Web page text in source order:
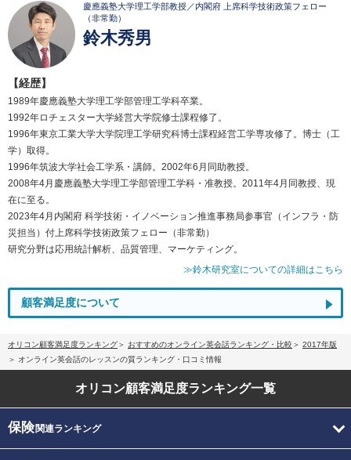
慶應義塾大学理工学部教授／内閣府 上席科学技術政策フェロー
（非常勤）
鈴木秀男
【経歴】
1989年慶應義塾大学理工学部管理工学科卒業。
1992年ロチェスター大学経営大学院修士課程修了。
1996年東京工業大学大学院理工学研究科博士課程経営工学専攻修了。博士（工
学）取得。
1996年筑波大学社会工学系・講師。2002年6月同助教授。
2008年4月慶應義塾大学理工学部管理工学科・准教授。2011年4月同教授、現
在に至る。
2023年4月内閣府 科学技術・イノベーション推進事務局参事官（インフラ・防
災担当）付上席科学技術政策フェロー（非常勤）
研究分野は応用統計解析、品質管理、マーケティング。
≫鈴木研究室についての詳細はこちら
顧客満足度について
オリコン顧客満足度ランキング おすすめのオンライン英会話ランキング・比較
2017年版
オンライン英会話のレッスンの質ランキング・口コミ情報
オリコン顧客満足度ランキング一覧
保険関連ランキング